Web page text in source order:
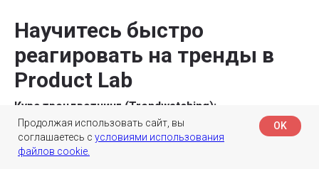
Научитесь быстро
реагировать на тренды в
Product Lab
Курс трендвотчинг (Trendwatching):
Сформируйте глубокое понимание трендов внутри
своей команды/компании, научитесь гибко
Продолжая использовать сайт, вы
соглашаетесь с условиями использования
файлов cookie.
OK